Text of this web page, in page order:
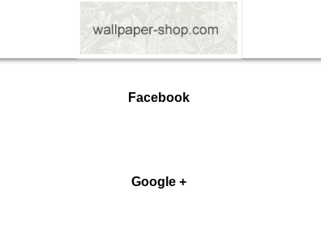
Facebook
Google +